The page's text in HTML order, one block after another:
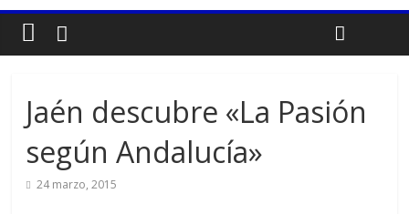
Jaén descubre «La Pasión
según Andalucía»
24 marzo, 2015